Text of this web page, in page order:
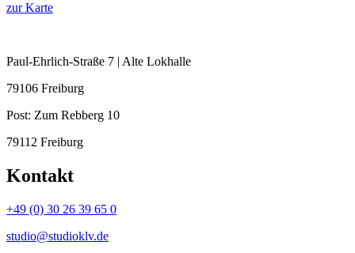
zur Karte
Paul-Ehrlich-Straße 7 | Alte Lokhalle
79106 Freiburg
Post: Zum Rebberg 10
79112 Freiburg
Kontakt
+49 (0) 30 26 39 65 0
studio@studioklv.de